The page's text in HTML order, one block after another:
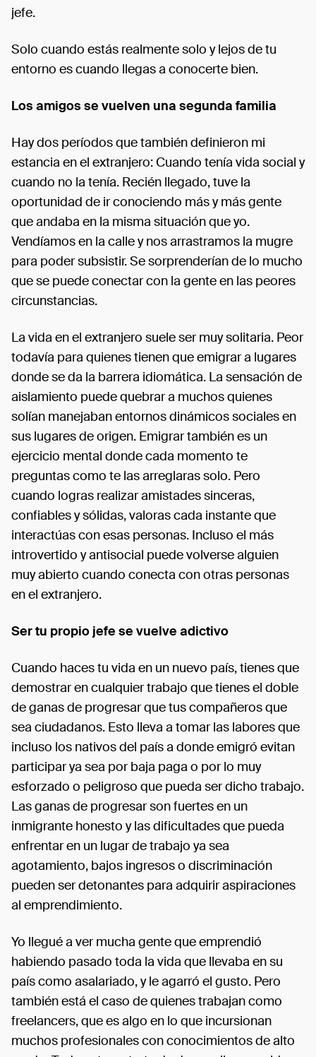
jefe.
Solo cuando estás realmente solo y lejos de tu
entorno es cuando llegas a conocerte bien.
Los amigos se vuelven una segunda familia
Hay dos períodos que también definieron mi
estancia en el extranjero: Cuando tenía vida social y
cuando no la tenía. Recién llegado, tuve la
oportunidad de ir conociendo más y más gente
que andaba en la misma situación que yo.
Vendíamos en la calle y nos arrastramos la mugre
para poder subsistir. Se sorprenderían de lo mucho
que se puede conectar con la gente en las peores
circunstancias.
La vida en el extranjero suele ser muy solitaria. Peor
todavía para quienes tienen que emigrar a lugares
donde se da la barrera idiomática. La sensación de
aislamiento puede quebrar a muchos quienes
solían manejaban entornos dinámicos sociales en
sus lugares de origen. Emigrar también es un
ejercicio mental donde cada momento te
preguntas como te las arreglaras solo. Pero
cuando logras realizar amistades sinceras,
confiables y sólidas, valoras cada instante que
interactúas con esas personas. Incluso el más
introvertido y antisocial puede volverse alguien
muy abierto cuando conecta con otras personas
en el extranjero.
Ser tu propio jefe se vuelve adictivo
Cuando haces tu vida en un nuevo país, tienes que
demostrar en cualquier trabajo que tienes el doble
de ganas de progresar que tus compañeros que
sea ciudadanos. Esto lleva a tomar las labores que
incluso los nativos del país a donde emigró evitan
participar ya sea por baja paga o por lo muy
esforzado o peligroso que pueda ser dicho trabajo.
Las ganas de progresar son fuertes en un
inmigrante honesto y las dificultades que pueda
enfrentar en un lugar de trabajo ya sea
agotamiento, bajos ingresos o discriminación
pueden ser detonantes para adquirir aspiraciones
al emprendimiento.
Yo llegué a ver mucha gente que emprendió
habiendo pasado toda la vida que llevaba en su
país como asalariado, y le agarró el gusto. Pero
también está el caso de quienes trabajan como
freelancers, que es algo en lo que incursionan
muchos profesionales con conocimientos de alto